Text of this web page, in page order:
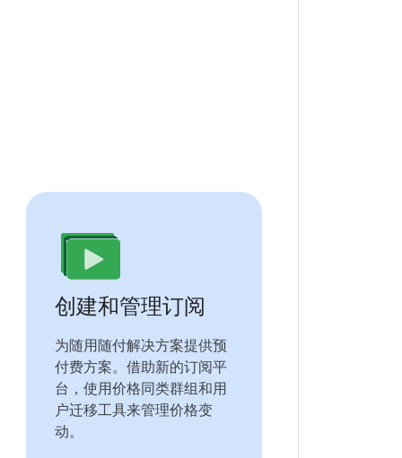
创建和管理订阅
为随用随付解决方案提供预
付费方案。借助新的订阅平
台，使用价格同类群组和用
户迁移工具来管理价格变
动。